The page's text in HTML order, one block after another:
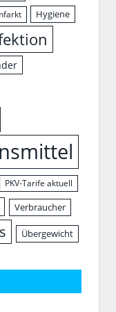
Hygiene
PKV-Tarife aktuell
Verbraucher
Übergewicht